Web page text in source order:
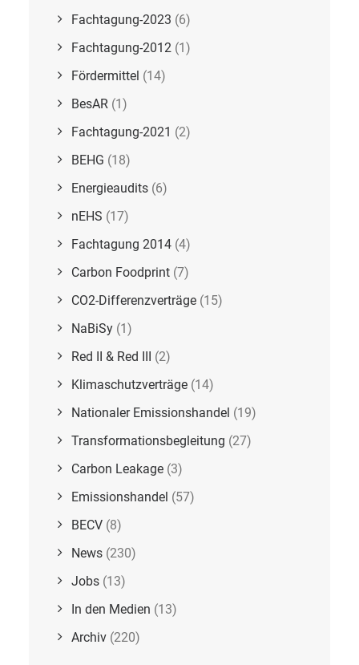
Fachtagung-2023 (6)
Fachtagung-2012 (1)
Fördermittel (14)
BesAR (1)
Fachtagung-2021 (2)
BEHG (18)
Energieaudits (6)
nEHS (17)
Fachtagung 2014 (4)
Carbon Foodprint (7)
CO2-Differenzverträge (15)
NaBiSy (1)
Red II & Red III (2)
Klimaschutzverträge (14)
Nationaler Emissionshandel (19)
Transformationsbegleitung (27)
Carbon Leakage (3)
Emissionshandel (57)
BECV (8)
News (230)
Jobs (13)
In den Medien (13)
Archiv (220)